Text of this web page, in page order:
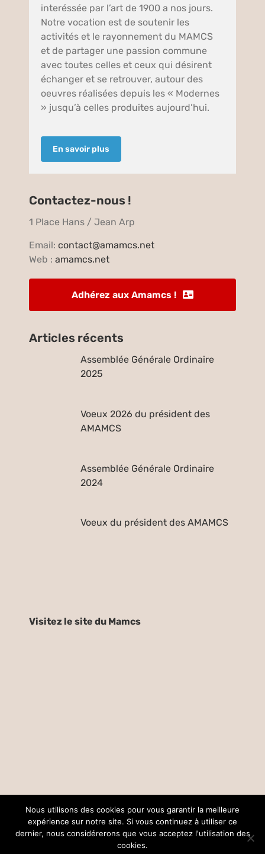
interéssée par l’art de 1900 a nos jours.
Notre vocation est de soutenir les
activités et le rayonnement du MAMCS
et de partager une passion commune
avec toutes celles et ceux qui désirent
échanger et se retrouver, autour des
oeuvres réalisées depuis les « Modernes
» jusqu’à celles produites aujourd’hui.
En savoir plus
Contactez-nous !
1 Place Hans / Jean Arp
Email:contact@amamcs.net
Web :amamcs.net
Adhérez aux Amamcs !
Articles récents
Assemblée Générale Ordinaire
2025
Voeux 2026 du président des
AMAMCS
Assemblée Générale Ordinaire
2024
Voeux du président des AMAMCS
Visitez le site du Mamcs
© Copyright –2026 |Mentions légales | Tous droits réservés |
Collectif Insight
Nous utilisons des cookies pour vous garantir la meilleure
expérience sur notre site. Si vous continuez à utiliser ce
dernier, nous considérerons que vous acceptez l'utilisation des
cookies.